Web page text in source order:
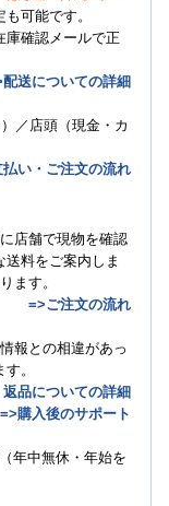
可能です。
庫確認メールで正
送についての詳細
／店頭（現金・カ
い・ご注文の流れ
店舗で現物を確認
料をご案内しま
ます。
=>ご注文の流れ
報との相違があっ
。
品についての詳細
=>購入後のサポート
年中無休・年始を